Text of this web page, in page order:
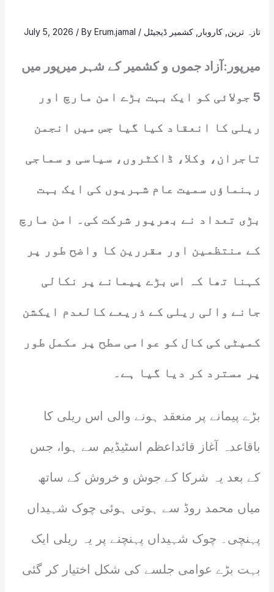
تازہ ترین کاروبار کشمیر ڈیجیٹل /
July 5, 2026 / ByErum.jamal
میرپور:آزاد جموں و کشمیر کے شہر میرپور میں
5 جولائی کو ایک بہت بڑے امن مارچ اور
ریلی کا انعقاد کیا گیا جس میں انجمن
تاجران، وکلا، ڈاکٹروں، سیاسی و سماجی
رہنماؤں سمیت عام شہریوں کی ایک بہت
بڑی تعداد نے بھرپور شرکت کی۔ امن مارچ
کے منتظمین اور مقررین کا واضح طور پر
کہنا تھا کہ اس بڑے پیمانے پر نکالی
جانے والی ریلی کے ذریعے کالعدم ایکشن
کمیٹی کی کال کو عوامی سطح پر مکمل طور
پر مسترد کر دیا گیا ہے۔
بڑے پیمانے پر منعقد ہونے والی اس ریلی کا
باقاعدہ آغاز قائداعظم اسٹیڈیم سے ہوا، جس
کے بعد یہ شرکا کے جوش و خروش کے ساتھ
میاں محمد روڈ سے ہوتی ہوئی چوک شہیداں
پہنچی۔ چوک شہیداں پہنچنے پر یہ ریلی ایک
بہت بڑے عوامی جلسے کی شکل اختیار کر گئی